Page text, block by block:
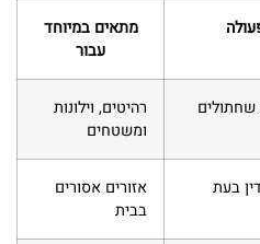
מתאים במיוחד
עבור
רהיטים, וילונות
ומשטחים
בעת
אזורים אסורים
בבית